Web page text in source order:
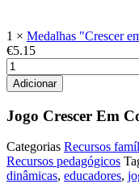
1 × Medalhas "Crescer
€5.15
Quantidade
de
Jogo
Crescer
Em
Adicionar
Jogo Crescer Em
Categorias Recursos
Recursos pedagógicos
dinâmicas, educadores,